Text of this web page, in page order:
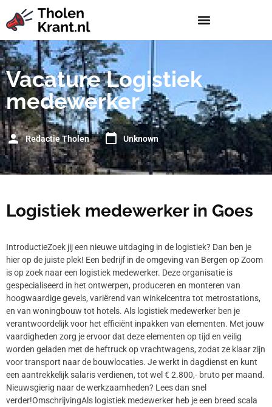
Vacature Logistiek
medewerker
Redactie Tholen Unknown
Logistiek medewerker in Goes
IntroductieZoek jij een nieuwe uitdaging in de logistiek? Dan ben je
hier op de juiste plek! Een bedrijf in de omgeving van Bergen op Zoom
is op zoek naar een logistiek medewerker. Deze organisatie is
gespecialiseerd in het ontwerpen, produceren en monteren van
hoogwaardige gevels, variërend van winkelcentra tot metrostations,
en van woningbouw tot hotels. Als logistiek medewerker ben je
verantwoordelijk voor het efficiënt inpakken van elementen. Met jouw
vaardigheden zorg je ervoor dat deze elementen op tijd en veilig
worden geladen met de heftruck op vrachtwagens, zodat ze klaar zijn
voor transport naar de bouwlocaties. Je werkt in dagdienst en kunt
een aantrekkelijk salaris verdienen, tot wel € 2.800,- bruto per maand.
Nieuwsgierig naar de werkzaamheden? Lees dan snel
verder!OmschrijvingAls logistiek medewerker heb je een breed scala